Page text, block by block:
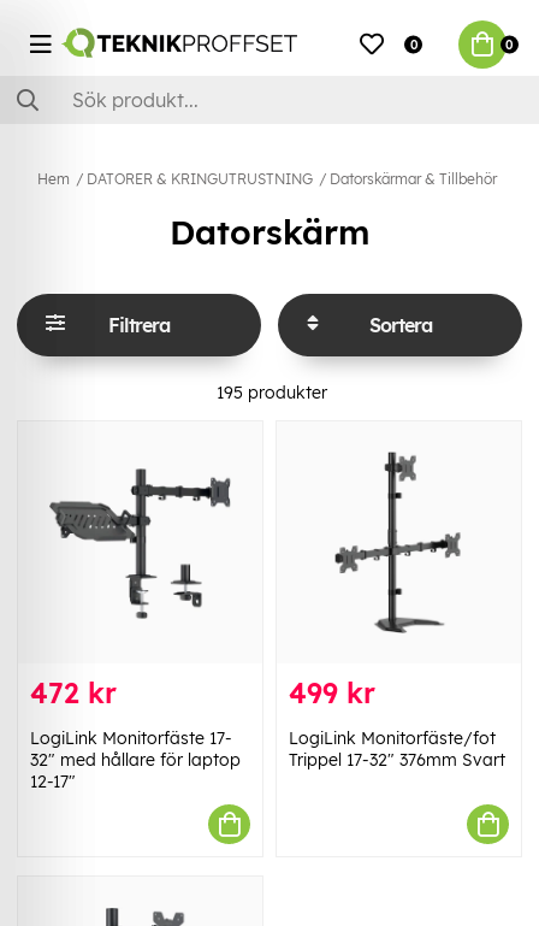
0 0
Hem DATORER & KRINGUTRUSTNING Datorskärmar & Tillbehör
Datorskärm
Filtrera Sortera
195 produkter
472 kr
LogiLink Monitorfäste 17-
32" med hållare för laptop
12-17"
499 kr
LogiLink Monitorfäste/fot
Trippel 17-32" 376mm Svart